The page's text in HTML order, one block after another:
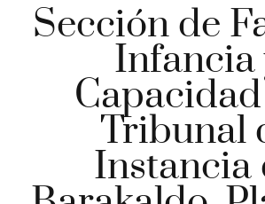
Sección de
Infancia
Tribunal
Instancia